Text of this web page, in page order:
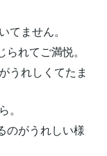
ません。
れてご満悦。
うれしくてたま
のがうれしい様